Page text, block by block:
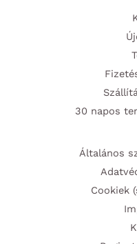
30 napos
Általános
Cookiek